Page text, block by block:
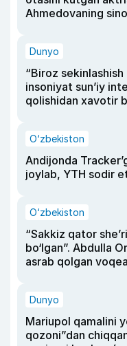
Ahmedovaning
Dunyo
“Biroz
insoniyat sun’iy
qolishidan xavotir
O‘zbekiston
Andijonda
joylab, YTH sodir
O‘zbekiston
“Sakkiz qator
bo‘lgan”. Abdulla
asrab qolgan voqea
Dunyo
Mariupol qamalini
qozoni”dan